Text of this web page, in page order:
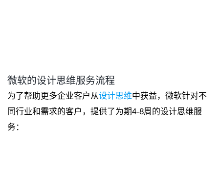
微软的设计思维服务流程
为了帮助更多企业客户从设计思维中获益，微软针对不
同行业和需求的客户，提供了为期4-8周的设计思维服
务：